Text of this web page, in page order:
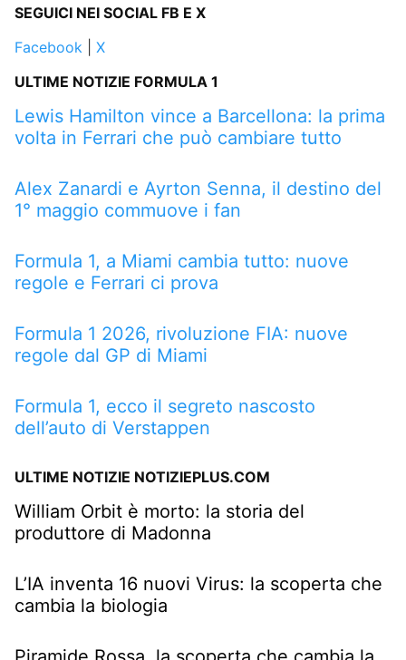
SEGUICI NEI SOCIAL FB E X
Facebook
X
ULTIME NOTIZIE FORMULA 1
Lewis Hamilton vince a Barcellona: la prima
volta in Ferrari che può cambiare tutto
Alex Zanardi e Ayrton Senna, il destino del
1° maggio commuove i fan
Formula 1, a Miami cambia tutto: nuove
regole e Ferrari ci prova
Formula 1 2026, rivoluzione FIA: nuove
regole dal GP di Miami
Formula 1, ecco il segreto nascosto
dell’auto di Verstappen
ULTIME NOTIZIE NOTIZIEPLUS.COM
William Orbit è morto: la storia del
produttore di Madonna
L’IA inventa 16 nuovi Virus: la scoperta che
cambia la biologia